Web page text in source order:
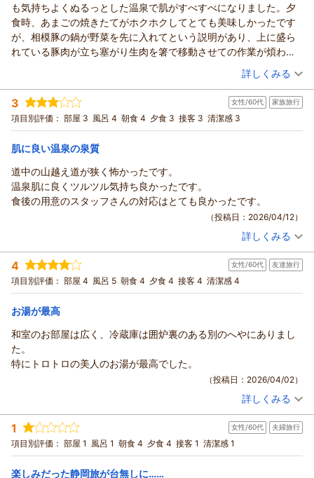
も気持ちよくぬるっとした温泉で肌がすべすべになりました。夕
食時、あまごの焼きたてがホクホクしてとても美味しかったです
が、相模豚の鍋が野菜を先に入れてという説明があり、上に盛ら
れている豚肉が立ち塞がり生肉を箸で移動させての作業が煩わし
かったです。経木で引き立ててそれはそれでいいんですが肉に張
り付いて、もどかしかったです。それ以外は旬の味を丁寧に味付
けされており一品一品楽しかったです。ロビーにピアノが飾って
あったので、食事中にBGMがあると一層雰囲気がよくなり会話も
弾むと思います。
（投稿日：2026/04/16）
宿泊時期： 2026年04月宿泊 (夫婦旅行)
投稿者： テトさん(女性/50代)
宿泊プラン： スタンダードプラン｜『静岡の奥座敷・寸又峡で過ごす癒しの
休日』「なにもしない贅沢」を味わう
ツイン 朝・夕
宿泊価格帯： 14,001～15,000円(大人一人あたり/税込)
詳しくみる
3 女性/60代 家族旅行
項目別評価： 部屋 3 風呂 4 朝食 4 夕食 3 接客 3 清潔感 3
肌に良い温泉の泉質
道中の山越え道が狭く怖かったです。
温泉肌に良くツルツル気持ち良かったです。
食後の用意のスタッフさんの対応はとても良かったです。
（投稿日：2026/04/12）
投稿者： トクちゃんさん(女性/60代)
宿泊プラン： 炭火焼き料理プラン｜『囲炉裏で炙った、地産の旬の味覚に舌
鼓！』レトロな雰囲気で食事を楽しむ♪
和室 朝・夕
宿泊価格帯： 23,001～24,000円(大人一人あたり/税込)
詳しくみる
4 女性/60代 友達旅行
項目別評価： 部屋 4 風呂 5 朝食 4 夕食 4 接客 4 清潔感 4
お湯が最高
和室のお部屋は広く、冷蔵庫は囲炉裏のある別のへやにありまし
た。
特にトロトロの美人のお湯が最高でした。
（投稿日：2026/04/02）
投稿者： レオ母さん(女性/60代)
宿泊プラン： 炭火焼き料理プラン｜『囲炉裏で炙った、地産の旬の味覚に舌
鼓！』レトロな雰囲気で食事を楽しむ♪
和室 朝・夕
宿泊価格帯： 20,001～21,000円(大人一人あたり/税込)
詳しくみる
1 女性/60代 夫婦旅行
項目別評価： 部屋 1 風呂 1 朝食 4 夕食 4 接客 1 清潔感 1
楽しみだった静岡旅が台無しに……